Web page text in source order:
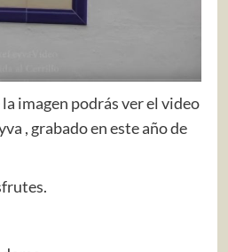
imagen podrás ver el video
, grabado en este año de